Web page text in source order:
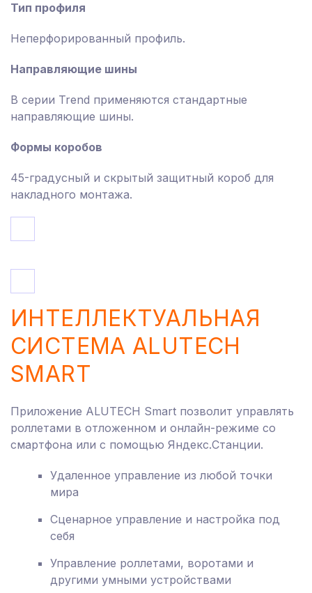
Тип профиля
Неперфорированный профиль.
Направляющие шины
В серии Trend применяются стандартные
направляющие шины.
Формы коробов
45-градусный и скрытый защитный короб для
накладного монтажа.
ИНТЕЛЛЕКТУАЛЬНАЯ
СИСТЕМА ALUTECH
SMART
Приложение ALUTECH Smart позволит управлять
роллетами в отложенном и онлайн-режиме со
смартфона или с помощью Яндекс.Станции.
Удаленное управление из любой точки
мира
Сценарное управление и настройка под
себя
Управление роллетами, воротами и
другими умными устройствами